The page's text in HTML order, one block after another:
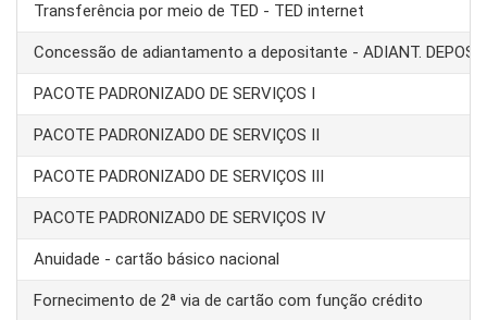
Transferência por meio de TED - TED internet
Concessão de adiantamento a depositante - ADIANT.
PACOTE PADRONIZADO DE SERVIÇOS I
PACOTE PADRONIZADO DE SERVIÇOS II
PACOTE PADRONIZADO DE SERVIÇOS III
PACOTE PADRONIZADO DE SERVIÇOS IV
Anuidade - cartão básico nacional
Fornecimento de 2ª via de cartão com função crédito